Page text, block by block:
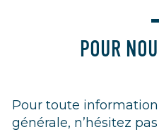
POUR
Pour toute
générale, n’hésitez